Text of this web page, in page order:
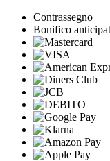
Contrassegno
Bonifico